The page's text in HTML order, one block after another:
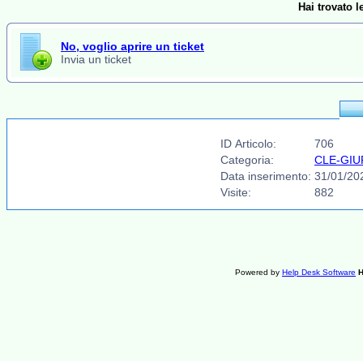
Hai trovato
No, voglio aprire un ticket
Invia un ticket
ID Articolo:
706
Categoria:
CLE-
Data inserimento: 31/01/
Visite:
882
Powered by Help Desk Software